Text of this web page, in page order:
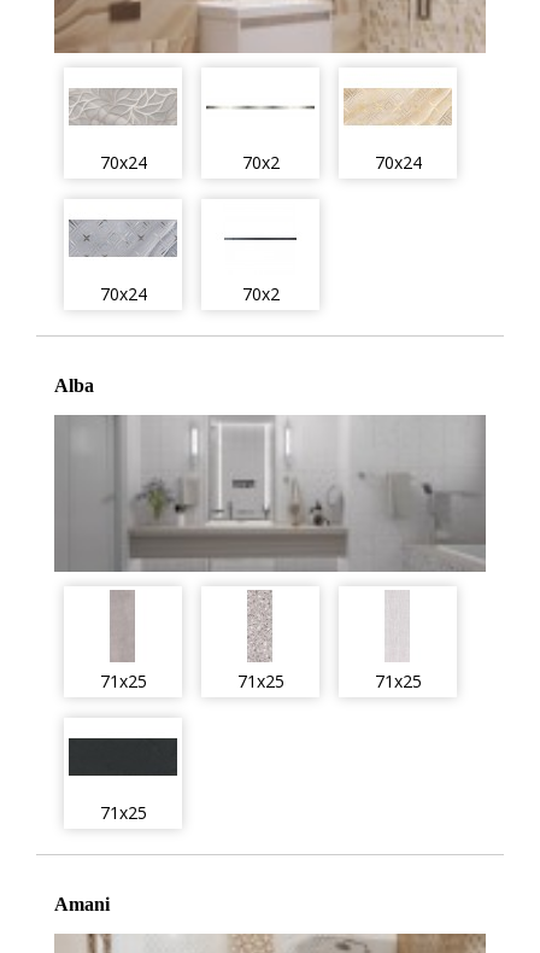
70x24 70x2 70x24
70x24 70x2
Alba
71x25 71x25 71x25
71x25
Amani